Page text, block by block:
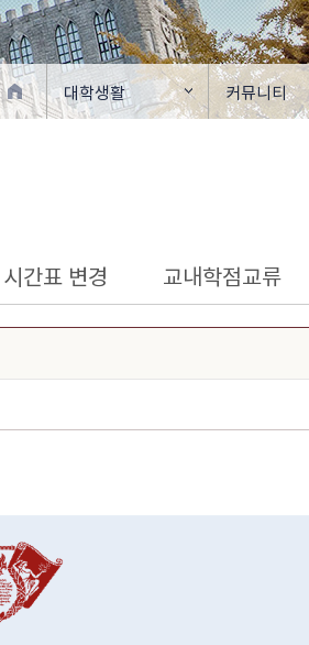
대학생활 커뮤니티
시간표 변경 교내학점교류